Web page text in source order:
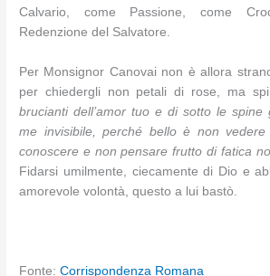
Calvario, come Passione, come
Redenzione del Salvatore.
Per Monsignor Canovai non è allora
per chiedergli non petali di rose, ma
brucianti dell’amor tuo e di sotto le spine
me invisibile, perché bello è non
conoscere e non pensare frutto di fatica
Fidarsi umilmente, ciecamente di Dio e
amorevole volontà, questo a lui bastò.
Fonte:Corrispondenza Romana